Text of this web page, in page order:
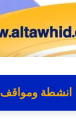
انشطة ومواقف